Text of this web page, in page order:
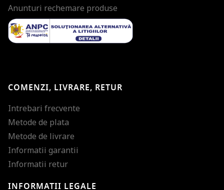
Anunturi rechemare produse
COMENZI, LIVRARE, RETUR
Intrebari frecvente
Metode de plata
Metode de livrare
Informatii garantii
Informatii retur
INFORMATII LEGALE